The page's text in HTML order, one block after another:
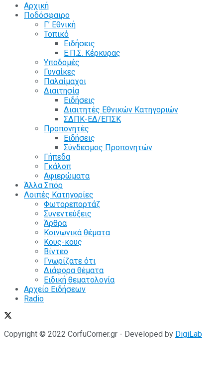
Αρχική
Ποδόσφαιρο
Γ’ Εθνική
Τοπικό
Ειδήσεις
Ε.Π.Σ. Κέρκυρας
Υποδομές
Γυναίκες
Παλαίμαχοι
Διαιτησία
Ειδήσεις
Διαιτητές Εθνικών Κατηγοριών
ΣΔΠΚ-ΕΔ/ΕΠΣΚ
Προπονητές
Ειδήσεις
Σύνδεσμος Προπονητών
Γήπεδα
Γκάλοπ
Αφιερώματα
Άλλα Σπόρ
Λοιπές Κατηγορίες
Φωτορεπορτάζ
Συνεντεύξεις
Άρθρα
Κοινωνικά θέματα
Κους-κους
Βίντεο
Γνωρίζατε ότι
Διάφορα θέματα
Ειδική θεματολογία
Αρχείο Ειδήσεων
Radio
Copyright © 2022 CorfuCorner.gr - Developed by DigiLab